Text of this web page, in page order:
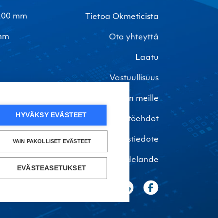
mm Tietoa Okmeticista
Ota yhteyttä
Laatu
Vastuullisuus
Töihin meille
Tietosuoja ja käyttöehdot
Turvallisuustiedote
Säkerhetsmeddelande
HYVÄKSY EVÄSTEET
VAIN PAKOLLISET EVÄSTEET
EVÄSTEASETUKSET